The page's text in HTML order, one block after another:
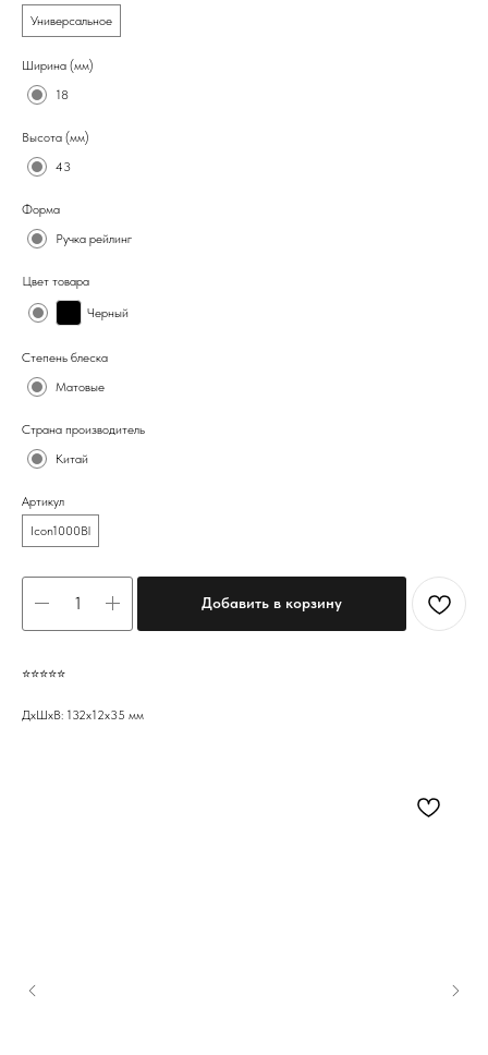
Универсальное
Ширина (мм)
18
Высота (мм)
43
Форма
Ручка рейлинг
Цвет товара
Черный
Степень блеска
Матовые
Страна производитель
Китай
Артикул
Icon1000Bl
Добавить в корзину
⭐️⭐️⭐️⭐️⭐️
ДxШxВ: 132x12x35 мм